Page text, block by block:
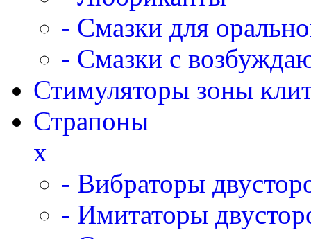
- Смазки для
- Смазки с
Стимуляторы зоны
Страпоны
x
- Вибраторы
- Имитаторы